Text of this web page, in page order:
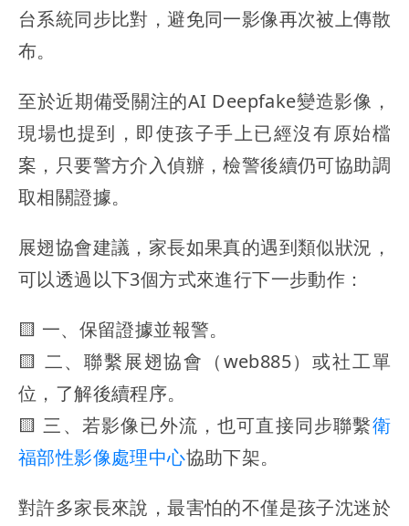
台系統同步比對，避免同一影像再次被上傳散
布。
至於近期備受關注的AI Deepfake變造影像，
現場也提到，即使孩子手上已經沒有原始檔
案，只要警方介入偵辦，檢警後續仍可協助調
取相關證據。
展翅協會建議，家長如果真的遇到類似狀況，
可以透過以下3個方式來進行下一步動作：
🟨 一、保留證據並報警。
🟨 二、聯繫展翅協會（web885）或社工單
位，了解後續程序。
🟨 三、若影像已外流，也可直接同步聯繫衛
福部性影像處理中心協助下架。
對許多家長來說，最害怕的不僅是孩子沈迷於